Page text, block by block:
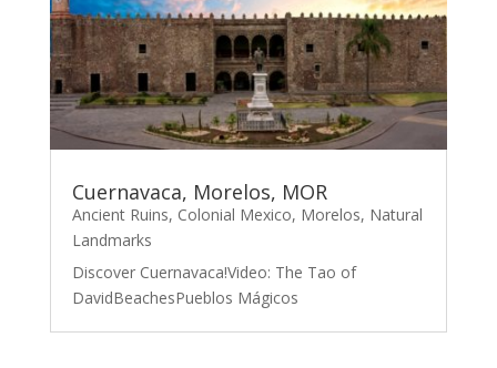
Cuernavaca, Morelos, MOR
Ancient Ruins, Colonial Mexico, Morelos, Natural
Landmarks
Discover Cuernavaca!Video: The Tao of
DavidBeachesPueblos Mágicos